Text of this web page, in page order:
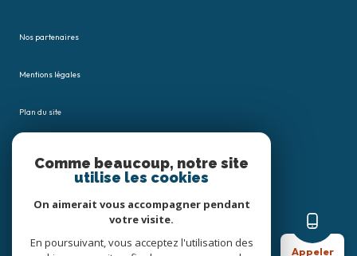
Appeler
Nos partenaires
Mentions légales
Plan du site
Comme beaucoup, notre site
utilise les cookies
On aimerait vous accompagner pendant
votre visite.
En poursuivant, vous acceptez l'utilisation des